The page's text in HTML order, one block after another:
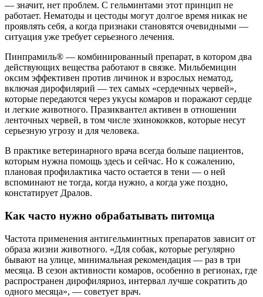
— значит, нет проблем. С гельминтами этот принцип не
работает. Нематоды и цестоды могут долгое время никак не
проявлять себя, а когда признаки становятся очевидными —
ситуация уже требует серьезного лечения.
Пинпрамиль® — комбинированный препарат, в котором два
действующих вещества работают в связке. Мильбемицин
оксим эффективен против личинок и взрослых нематод,
включая дирофилярий — тех самых «сердечных червей»,
которые передаются через укусы комаров и поражают сердце
и легкие животного. Празиквантел активен в отношении
ленточных червей, в том числе эхинококков, которые несут
серьезную угрозу и для человека.
В практике ветеринарного врача всегда больше пациентов,
которым нужна помощь здесь и сейчас. Но к сожалению,
плановая профилактика часто остается в тени — о ней
вспоминают не тогда, когда нужно, а когда уже поздно,
констатирует Дралов.
Как часто нужно обрабатывать питомца
Частота применения антигельминтных препаратов зависит от
образа жизни животного. «Для собак, которые регулярно
бывают на улице, минимальная рекомендация — раз в три
месяца. В сезон активности комаров, особенно в регионах, где
распространен дирофиляриоз, интервал лучше сократить до
одного месяца», — советует врач.